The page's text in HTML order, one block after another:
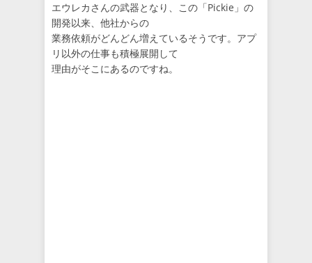
エウレカさんの武器となり、この「Pickie」の
開発以来、他社からの
業務依頼がどんどん増えているそうです。アプ
リ以外の仕事も積極展開して
理由がそこにあるのですね。